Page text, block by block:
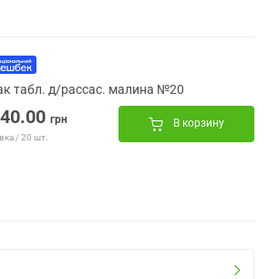
табл. д/рассас. малина №20
грн
/ 20 шт.
В корзину